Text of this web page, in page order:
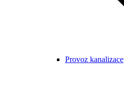
Provoz kanalizace